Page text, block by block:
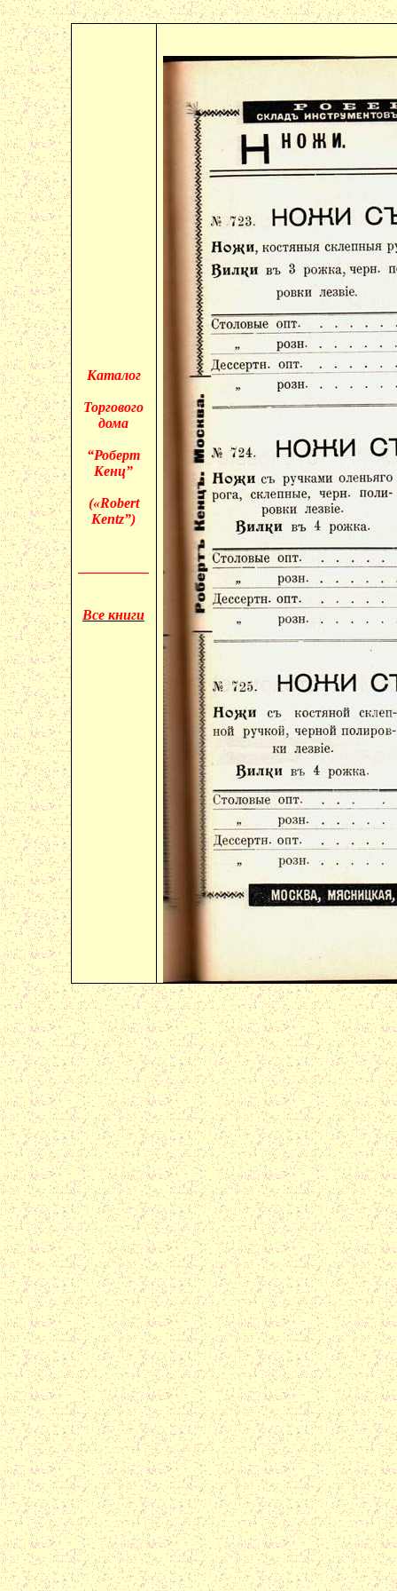
Каталог
Торгового
дома
“Роберт
Кенц”
(«Robert
Kentz”)
Все книги